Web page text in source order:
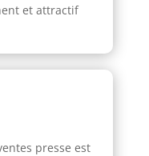
et attractif
presse est